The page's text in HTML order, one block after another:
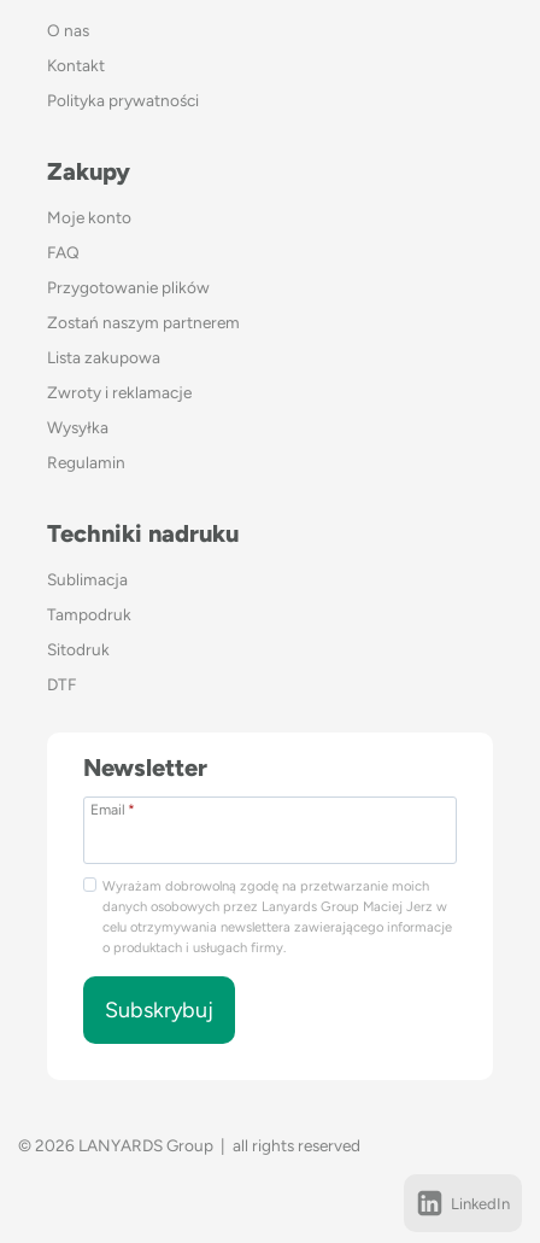
O nas
Kontakt
Polityka prywatności
Zakupy
Moje konto
FAQ
Przygotowanie plików
Zostań naszym partnerem
Lista zakupowa
Zwroty i reklamacje
Wysyłka
Regulamin
Techniki nadruku
Sublimacja
Tampodruk
Sitodruk
DTF
Newsletter
Email *
Wyrażam dobrowolną zgodę na przetwarzanie moich
danych osobowych przez Lanyards Group Maciej Jerz w
celu otrzymywania newslettera zawierającego informacje
o produktach i usługach firmy.
Subskrybuj
© 2026 LANYARDS Group | all rights reserved
LinkedIn